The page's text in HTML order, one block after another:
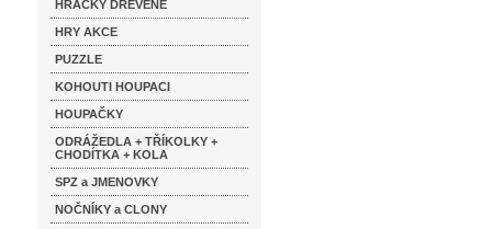
HRAČKY DŘEVĚNÉ
HRY AKCE
PUZZLE
KOHOUTI HOUPACI
HOUPAČKY
ODRÁŽEDLA + TŘÍKOLKY +
CHODÍTKA + KOLA
SPZ a JMENOVKY
NOČNÍKY a CLONY